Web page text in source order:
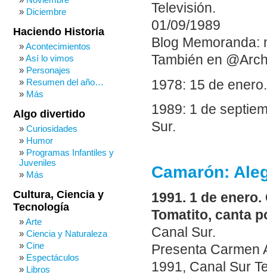
Televisión.
01/09/1989
Blog Memoranda:
También en
1978: 15 de
1989: 1 de
Sur.
Camarón:
1991. 1 de
Tomatito, canta
Canal Sur.
Presenta Carmen
1991, Canal Sur
Diciembre
Haciendo Historia
Acontecimientos
Así lo vimos
Personajes
Resumen del año…
Más
Algo divertido
Curiosidades
Humor
Programas Infantiles y
Juveniles
Más
Cultura, Ciencia y
Tecnología
Arte
Ciencia y Naturaleza
Cine
Espectáculos
Libros